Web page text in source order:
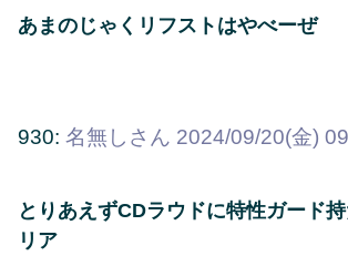
あまのじゃくリフストはやべーぜ
930: 名無しさん 2024/09/20(金)
とりあえずCDラウドに特性ガード
リア